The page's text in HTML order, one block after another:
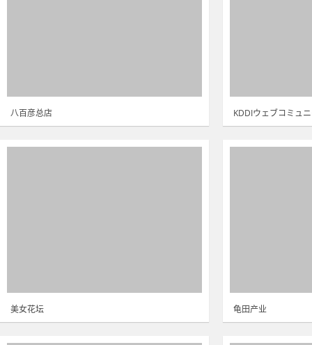
八百彦总店 KDDIウェブコミュ
美女花坛 龟田产业